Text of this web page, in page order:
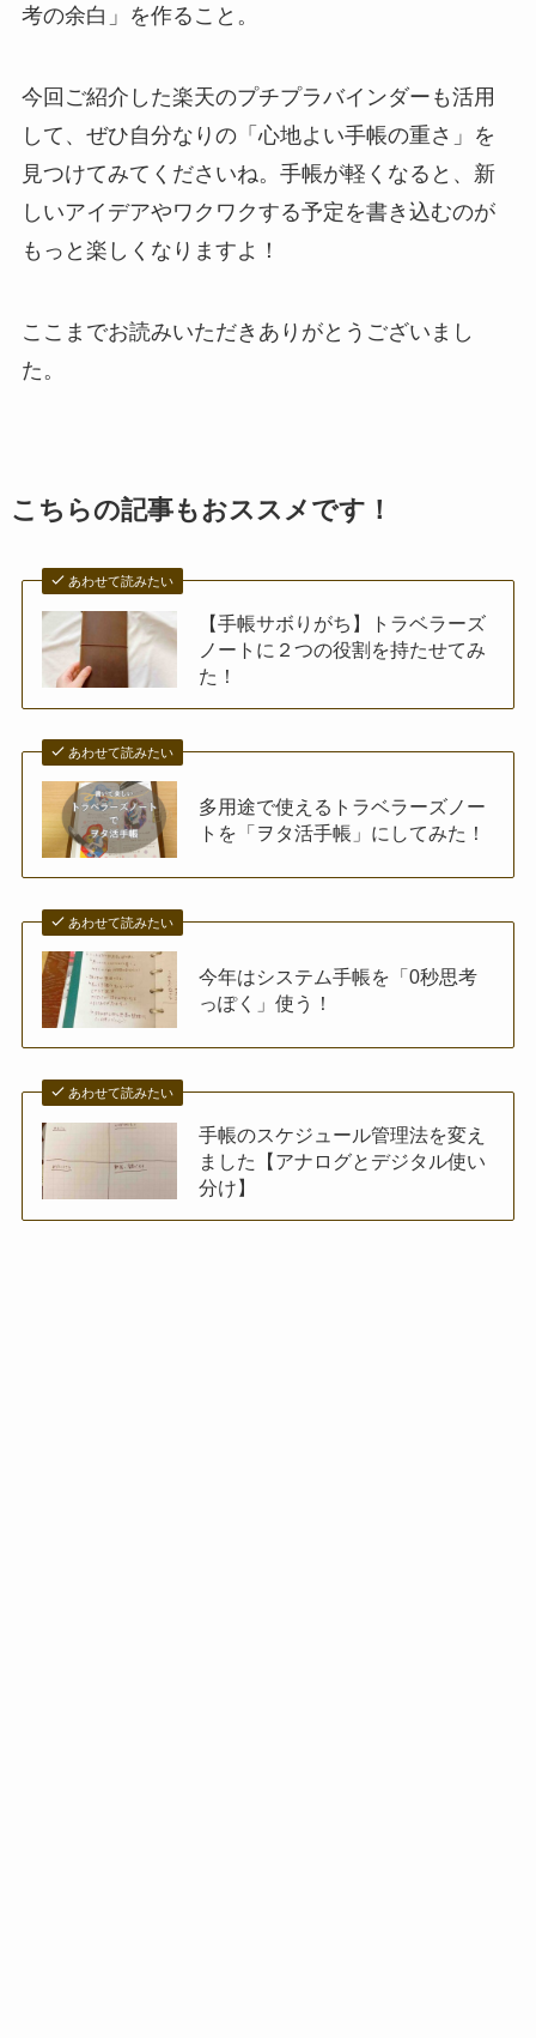
考の余白」を作ること。
今回ご紹介した楽天のプチプラバインダーも活用
して、ぜひ自分なりの「心地よい手帳の重さ」を
見つけてみてくださいね。手帳が軽くなると、新
しいアイデアやワクワクする予定を書き込むのが
もっと楽しくなりますよ！
ここまでお読みいただきありがとうございまし
た。
こちらの記事もおススメです！
あわせて読みたい
【手帳サボりがち】トラベラーズ
ノートに２つの役割を持たせてみ
た！
あわせて読みたい
多用途で使えるトラベラーズノー
トを「ヲタ活手帳」にしてみた！
あわせて読みたい
今年はシステム手帳を「0秒思考
っぽく」使う！
あわせて読みたい
手帳のスケジュール管理法を変え
ました【アナログとデジタル使い
分け】